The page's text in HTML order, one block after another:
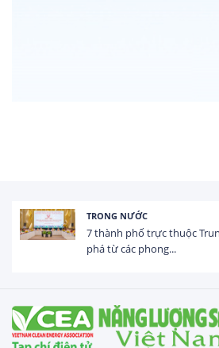
HOẠT ĐỘNG ĐẦU TƯ
Tổng vốn FDI đăng ký vào
USD trong 5 tháng...